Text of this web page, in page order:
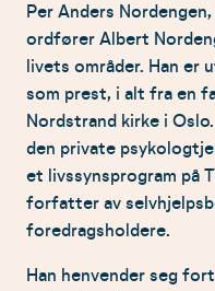
beredskap,
forberedt på
gjennom
selvutvikling.
Nordengen
nøkkelen til et
å finne ro i
stå oppreist
Per Anders
ordfører Albert
livets områder. Han er
som prest, i alt fra en
Nordstrand kirke i
den private
et livssynsprogram på
forfatter av
foredragsholdere.
Han henvender seg